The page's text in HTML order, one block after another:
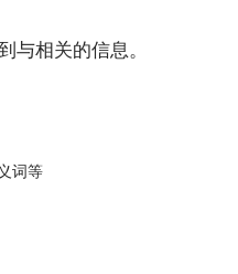
与相关的信息。
词等